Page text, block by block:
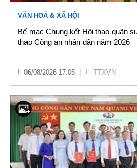
VĂN HOÁ & XÃ HỘI
Bế mạc Chung kết Hội thao quân
thao Công an nhân dân năm 2026
06/08/2026 17:05 TTXVN